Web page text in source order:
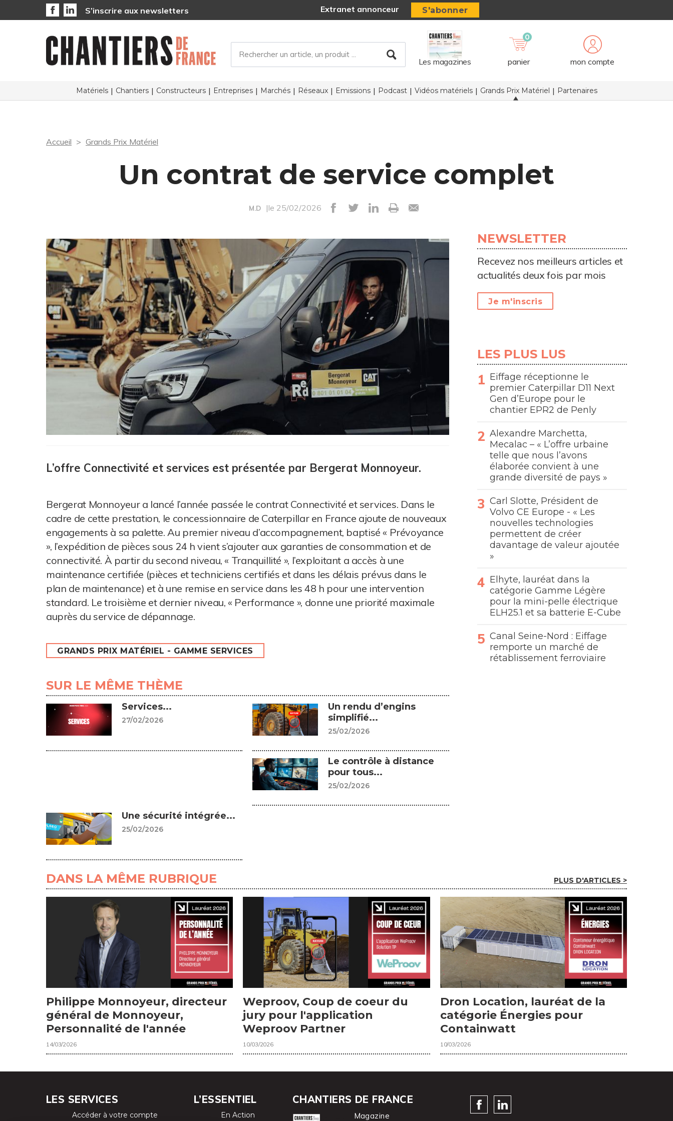
S’inscrire aux newsletters Extranet annonceur S'abonner
Les magazines
0
panier mon compte
Matériels Chantiers Constructeurs Entreprises Marchés Réseaux Emissions Podcast Vidéos matériels Grands Prix Matériel Partenaires
Accueil Grands Prix Matériel
Un contrat de service complet
M.D |le 25/02/2026
L’offre Connectivité et services est présentée par Bergerat Monnoyeur.
Bergerat Monnoyeur a lancé l’année passée le contrat Connectivité et services. Dans le
cadre de cette prestation, le concessionnaire de Caterpillar en France ajoute de nouveaux
engagements à sa palette. Au premier niveau d’accompagnement, baptisé « Prévoyance
», l’expédition de pièces sous 24 h vient s’ajouter aux garanties de consommation et de
connectivité. À partir du second niveau, « Tranquillité », l’exploitant a accès à une
maintenance certifiée (pièces et techniciens certifiés et dans les délais prévus dans le
plan de maintenance) et à une remise en service dans les 48 h pour une intervention
standard. Le troisième et dernier niveau, « Performance », donne une priorité maximale
auprès du service de dépannage.
GRANDS PRIX MATÉRIEL - GAMME SERVICES
SUR LE MÊME THÈME
Services...
27/02/2026
Un rendu d’engins
simplifié...
25/02/2026
Le contrôle à distance
pour tous...
25/02/2026
Une sécurité intégrée...
25/02/2026
NEWSLETTER
Recevez nos meilleurs articles et
actualités deux fois par mois
Je m'inscris
LES PLUS LUS
Eiffage réceptionne le
premier Caterpillar D11 Next
Gen d’Europe pour le
chantier EPR2 de Penly
Alexandre Marchetta,
Mecalac – « L’offre urbaine
telle que nous l’avons
élaborée convient à une
grande diversité de pays »
Carl Slotte, Président de
Volvo CE Europe - « Les
nouvelles technologies
permettent de créer
davantage de valeur ajoutée
»
Elhyte, lauréat dans la
catégorie Gamme Légère
pour la mini-pelle électrique
ELH25.1 et sa batterie E-Cube
Canal Seine-Nord : Eiffage
remporte un marché de
rétablissement ferroviaire
DANS LA MÊME RUBRIQUE PLUS D'ARTICLES >
Philippe Monnoyeur, directeur
général de Monnoyeur,
Personnalité de l'année
14/03/2026
Weproov, Coup de coeur du
jury pour l'application
Weproov Partner
10/03/2026
Dron Location, lauréat de la
catégorie Énergies pour
Containwatt
10/03/2026
LES SERVICES
Accéder à votre compte
L’ESSENTIEL
En Action
CHANTIERS DE FRANCE
Magazine